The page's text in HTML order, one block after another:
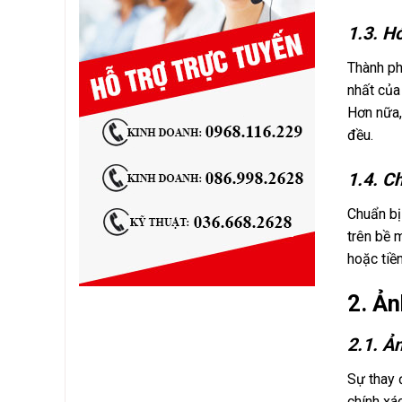
1.3.
Thành
nhất
Hơn
đều.
1.4.
Chuẩn
trên bề
hoặc
2.
2.1.
Sự thay